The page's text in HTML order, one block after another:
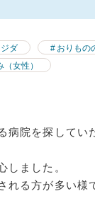
ダ
おりもの
女性）
病院を探してい
しました。
れる方が多い様